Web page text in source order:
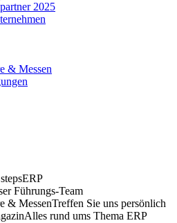
2025
& Messen
Führungs-Team
& MessenTreffen Sie uns persönlich
Alles rund ums Thema ERP